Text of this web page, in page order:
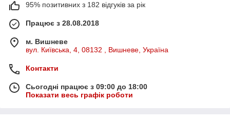
95% позитивних з 182 відгуків за рік
Працює з 28.08.2018
м. Вишневе
вул. Київська, 4, 08132 , Вишневе, Україна
Контакти
Сьогодні працює з 09:00 до 18:00
Показати весь графік роботи